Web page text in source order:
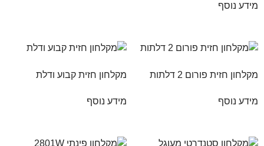
מידע נוסף
מקלחון חזית פורום 2 דלתות
מידע נוסף
מקלחון חזית קבוע ודלת
מידע נוסף